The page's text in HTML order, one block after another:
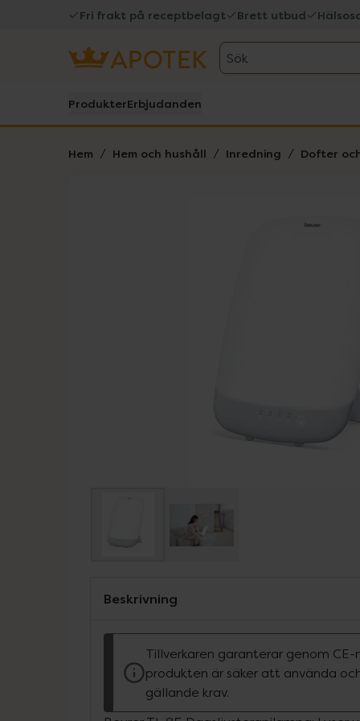
Fri frakt på receptbelagt Brett utbud
Sök
ProdukterErbjudanden
Hem Hem och hushåll Inredning Dofter
Beskrivning
Tillverkaren garanterar genom
produkten är säker att använda
gällande krav.